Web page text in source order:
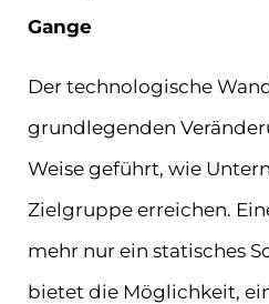
Gange
Der technologische
grundlegenden
Weise geführt, wie
Zielgruppe erreichen.
mehr nur ein statisches
bietet die Möglichkeit,